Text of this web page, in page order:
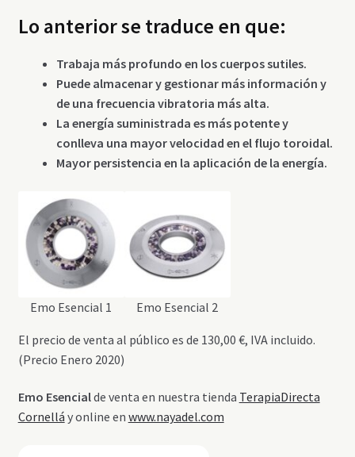
Lo anterior se traduce en que:
Trabaja más profundo en los cuerpos sutiles.
Puede almacenar y gestionar más información y
de una frecuencia vibratoria más alta.
La energía suministrada es más potente y
conlleva una mayor velocidad en el flujo toroidal.
Mayor persistencia en la aplicación de la energía.
Emo Esencial 1 Emo Esencial 2
El precio de venta al público es de 130,00 €, IVA incluido.
(Precio Enero 2020)
Emo Esencialde venta en nuestra tienda TerapiaDirecta
Cornellá y online en www.nayadel.com